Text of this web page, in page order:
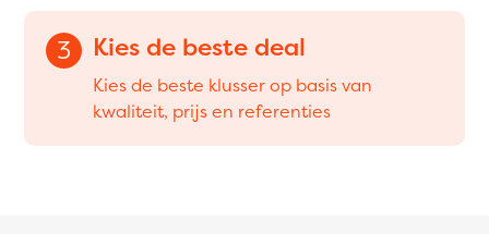
3 Kies de beste deal
Kies de beste klusser op basis van
kwaliteit, prijs en referenties